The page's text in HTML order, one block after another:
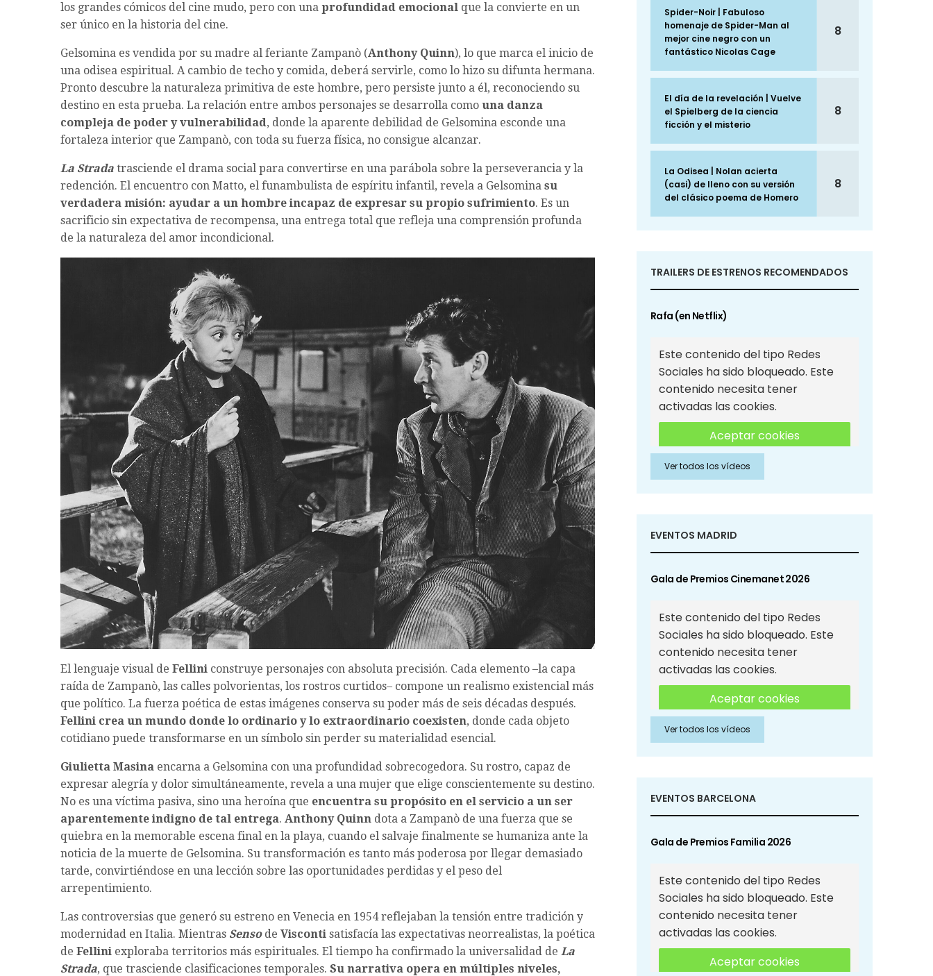
los grandes cómicos del cine mudo, pero con una profundidad emocional que la convierte en un
ser único en la historia del cine.
Gelsomina es vendida por su madre al feriante Zampanò (Anthony Quinn), lo que marca el inicio de
una odisea espiritual. A cambio de techo y comida, deberá servirle, como lo hizo su difunta hermana.
Pronto descubre la naturaleza primitiva de este hombre, pero persiste junto a él, reconociendo su
destino en esta prueba. La relación entre ambos personajes se desarrolla como una danza
compleja de poder y vulnerabilidad, donde la aparente debilidad de Gelsomina esconde una
fortaleza interior que Zampanò, con toda su fuerza física, no consigue alcanzar.
La Strada trasciende el drama social para convertirse en una parábola sobre la perseverancia y la
redención. El encuentro con Matto, el funambulista de espíritu infantil, revela a Gelsomina su
verdadera misión: ayudar a un hombre incapaz de expresar su propio sufrimiento. Es un
sacrificio sin expectativa de recompensa, una entrega total que refleja una comprensión profunda
de la naturaleza del amor incondicional.
El lenguaje visual de Fellini construye personajes con absoluta precisión. Cada elemento –la capa
raída de Zampanò, las calles polvorientas, los rostros curtidos– compone un realismo existencial más
que político. La fuerza poética de estas imágenes conserva su poder más de seis décadas después.
Fellini crea un mundo donde lo ordinario y lo extraordinario coexisten, donde cada objeto
cotidiano puede transformarse en un símbolo sin perder su materialidad esencial.
Giulietta Masina encarna a Gelsomina con una profundidad sobrecogedora. Su rostro, capaz de
expresar alegría y dolor simultáneamente, revela a una mujer que elige conscientemente su destino.
No es una víctima pasiva, sino una heroína que encuentra su propósito en el servicio a un ser
aparentemente indigno de tal entrega. Anthony Quinn dota a Zampanò de una fuerza que se
quiebra en la memorable escena final en la playa, cuando el salvaje finalmente se humaniza ante la
noticia de la muerte de Gelsomina. Su transformación es tanto más poderosa por llegar demasiado
tarde, convirtiéndose en una lección sobre las oportunidades perdidas y el peso del
arrepentimiento.
Las controversias que generó su estreno en Venecia en 1954 reflejaban la tensión entre tradición y
modernidad en Italia. Mientras Sensode Visconti satisfacía las expectativas neorrealistas, la poética
de Fellini exploraba territorios más espirituales. El tiempo ha confirmado la universalidad de La
Strada, que trasciende clasificaciones temporales. Su narrativa opera en múltiples niveles,
Spider-Noir | Fabuloso
homenaje de Spider-Man al
mejor cine negro con un
fantástico Nicolas Cage
8
El día de la revelación | Vuelve
el Spielberg de la ciencia
ficción y el misterio
8
La Odisea | Nolan acierta
(casi) de lleno con su versión
del clásico poema de Homero
8
TRAILERS DE ESTRENOS RECOMENDADOS
Rafa (en Netflix)
Este contenido del tipo Redes
Sociales ha sido bloqueado. Este
contenido necesita tener
activadas las cookies.
Aceptar cookies
Aceptar cookies de Redes
Sociales
Ver todos los vídeos
EVENTOS MADRID
Gala de Premios Cinemanet 2026
Este contenido del tipo Redes
Sociales ha sido bloqueado. Este
contenido necesita tener
activadas las cookies.
Aceptar cookies
Aceptar cookies de Redes
Sociales
Ver todos los vídeos
EVENTOS BARCELONA
Gala de Premios Familia 2026
Este contenido del tipo Redes
Sociales ha sido bloqueado. Este
contenido necesita tener
activadas las cookies.
Aceptar cookies